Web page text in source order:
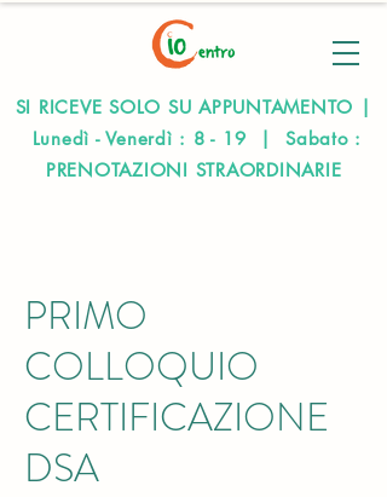
SI RICEVE SOLO SU APPUNTAMENTO |
Lunedì - Venerdì : 8 - 19 | Sabato :
PRENOTAZIONI STRAORDINARIE
PRIMO
COLLOQUIO
CERTIFICAZIONE
DSA